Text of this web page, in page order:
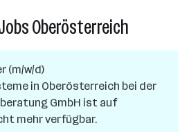
Oberösterreich
(m/w/d)
in Oberösterreich bei der
GmbH ist auf
mehr verfügbar.